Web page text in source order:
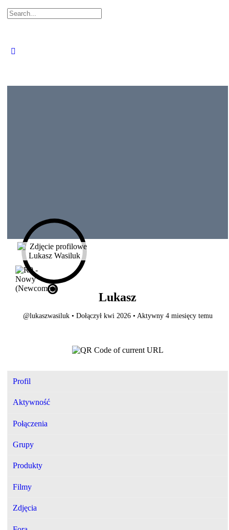
Search
for:
Lukasz
@lukaszwasiluk • Dołączył kwi 2026 • Aktywny 4 miesięcy temu
Profil
Aktywność
Połączenia
Grupy
Produkty
Filmy
Zdjęcia